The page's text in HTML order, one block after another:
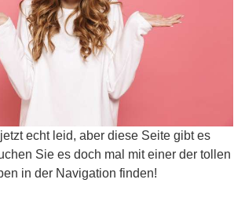
echt leid, aber diese Seite gibt es
Sie es doch mal mit einer der tollen
in der Navigation finden!